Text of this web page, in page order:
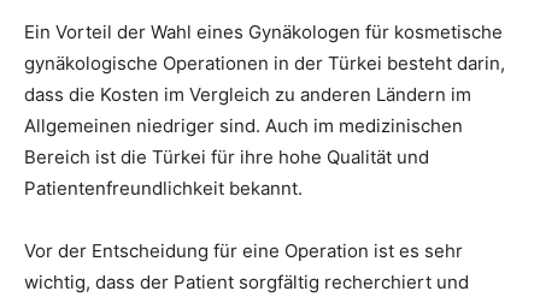
Ein Vorteil der Wahl eines Gynäkologen für kosmetische
gynäkologische Operationen in der Türkei besteht darin,
dass die Kosten im Vergleich zu anderen Ländern im
Allgemeinen niedriger sind. Auch im medizinischen
Bereich ist die Türkei für ihre hohe Qualität und
Patientenfreundlichkeit bekannt.
Vor der Entscheidung für eine Operation ist es sehr
wichtig, dass der Patient sorgfältig recherchiert und